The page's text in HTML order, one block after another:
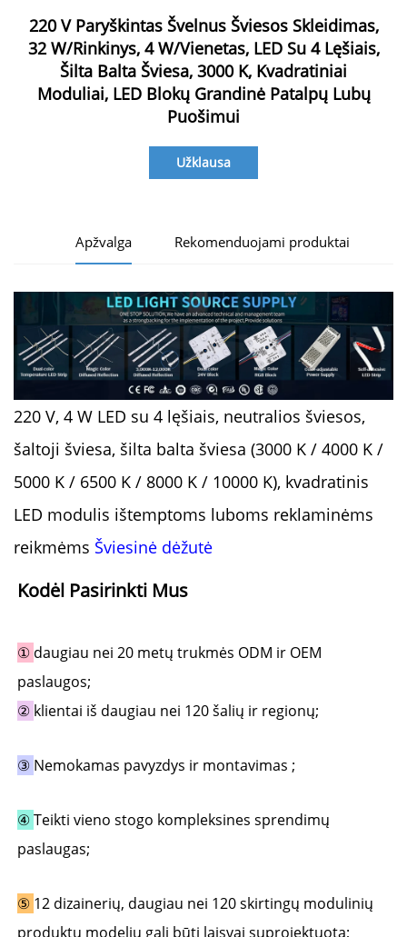
220 V Paryškintas Švelnus Šviesos Skleidimas,
32 W/rinkinys, 4 W/vienetas, LED Su 4 Lęšiais,
Šilta Balta Šviesa, 3000 K, Kvadratiniai
Moduliai, LED Blokų Grandinė Patalpų Lubų
Puošimui
Užklausa
Apžvalga Rekomenduojami produktai
220 V, 4 W LED su 4 lęšiais, neutralios šviesos,
šaltoji šviesa, šilta balta šviesa (3000 K / 4000 K /
5000 K / 6500 K / 8000 K / 10000 K), kvadratinis
LED modulis ištemptoms luboms reklaminėms
reikmėms Šviesinė dėžutė
Kodėl Pasirinkti Mus
① daugiau nei 20 metų trukmės ODM ir OEM
paslaugos;
② klientai iš daugiau nei 120 šalių ir regionų;
③ Nemokamas pavyzdys ir montavimas ;
④ Teikti vieno stogo kompleksines sprendimų
paslaugas;
⑤ 12 dizainerių, daugiau nei 120 skirtingų modulinių
produktų modelių gali būti laisvai suprojektuota;